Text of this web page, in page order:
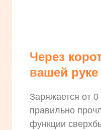
Через
вашей руке
Заряжается от
правильно
функции